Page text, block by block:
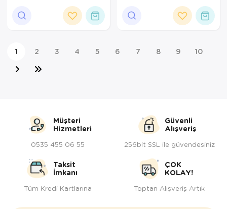
1 2 3 4 5 6 7 8 9 10
Müşteri
Hizmetleri
0535 455 06 55
Güvenli
Alışveriş
256bit SSL ile güvendesiniz
Taksit
İmkanı
Tüm Kredi Kartlarına
ÇOK
KOLAY!
Toptan Alışveriş Artık